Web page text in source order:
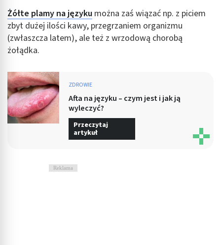
Żółte plamy na języku można zaś wiązać np. z piciem
zbyt dużej ilości kawy, przegrzaniem organizmu
(zwłaszcza latem), ale też z wrzodową chorobą
żołądka.
ZDROWIE
Afta na języku – czym jest i jak ją
wyleczyć?
Przeczytaj
artykuł
Reklama